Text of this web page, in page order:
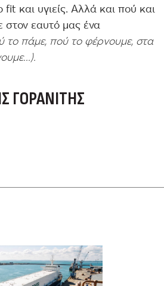
fit και υγιείς. Αλλά και πού και
στον εαυτό μας ένα
το πάμε, πού το φέρνουμε, στα
ΓΟΡΑΝΊΤΗΣ